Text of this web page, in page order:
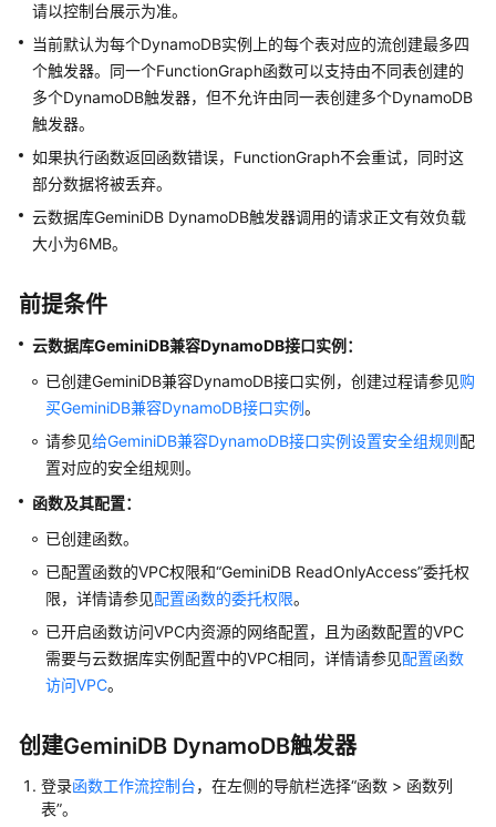
用
流
程
创
建
户
并
授
使
用
FunctionGraph
FunctionGraph
支
持
的
行
时
语
创
建
函
置
函
请以控制台展示为准。
当前默认为每个DynamoDB实例上的每个表对应的流创建最多四
个触发器。同一个FunctionGraph函数可以支持由不同表创建的
多个DynamoDB触发器，但不允许由同一表创建多个DynamoDB
触发器。
如果执行函数返回函数错误，FunctionGraph不会重试，同时这
部分数据将被丢弃。
云数据库GeminiDB DynamoDB触发器调用的请求正文有效负载
大小为6MB。
前提条件
云数据库GeminiDB兼容DynamoDB接口实例：
已创建GeminiDB兼容DynamoDB接口实例，创建过程请参见购
买GeminiDB兼容DynamoDB接口实例。
请参见给GeminiDB兼容DynamoDB接口实例设置安全组规则配
置对应的安全组规则。
函数及其配置：
已创建函数。
已配置函数的VPC权限和“GeminiDB ReadOnlyAccess”委托权
限，详情请参见配置函数的委托权限。
已开启函数访问VPC内资源的网络配置，且为函数配置的VPC
需要与云数据库实例配置中的VPC相同，详情请参见配置函数
访问VPC。
创建GeminiDB DynamoDB触发器
登录函数工作流控制台，在左侧的导航栏选择“函数 > 函数列
表”。